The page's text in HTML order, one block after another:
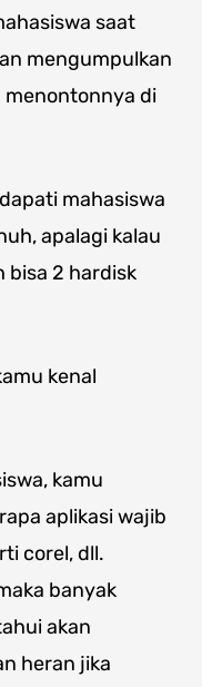
saat
mengumpulkan
menontonnya di
mahasiswa
apalagi kalau
bisa 2 hardisk
kenal
kamu
aplikasi wajib
corel, dll.
banyak
akan
heran jika